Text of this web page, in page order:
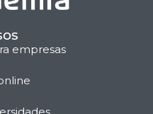
empresas